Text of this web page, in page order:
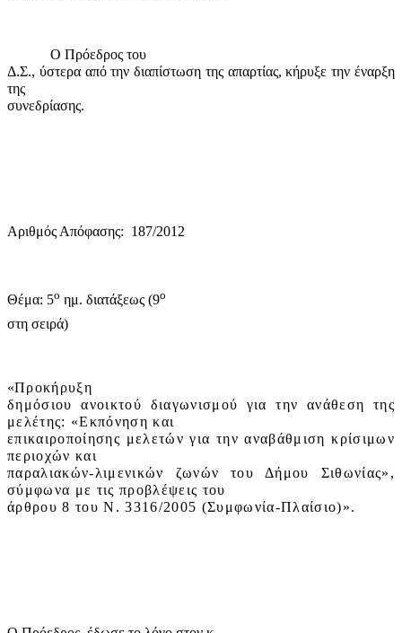
Ο Πρόεδρος του
Δ.Σ., ύστερα από την διαπίστωση της απαρτίας, κήρυξε την έναρξη
της
συνεδρίασης.
Αριθμός Απόφασης: 187/2012
Θέμα: 5ο ημ. διατάξεως (9ο
στη σειρά)
«Προκήρυξη
δημόσιου ανοικτού διαγωνισμού για την ανάθεση της
μελέτης: «Εκπόνηση και
επικαιροποίησης μελετών για την αναβάθμιση κρίσιμων
περιοχών και
παραλιακών-λιμενικών ζωνών του Δήμου Σιθωνίας»,
σύμφωνα με τις προβλέψεις του
άρθρου 8 του Ν. 3316/2005 (Συμφωνία-Πλαίσιο)».